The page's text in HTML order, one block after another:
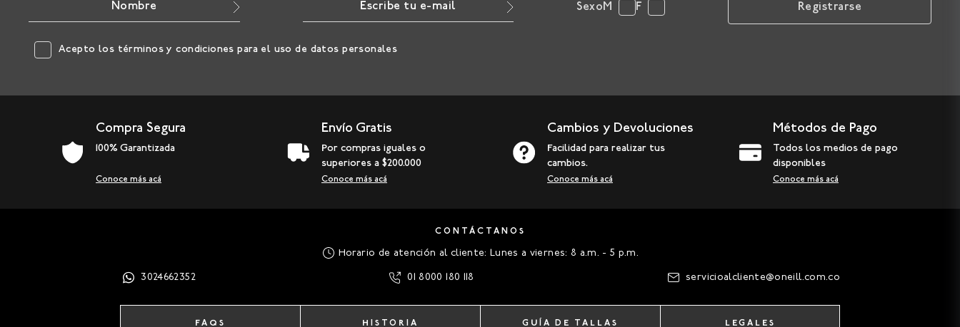
Sexo M F Registrarse
Acepto los términos y condiciones para el uso de datos personales
Compra Segura
100% Garantizada
Conoce más acá
Envío Gratis
Por compras iguales o
superiores a $200.000
Conoce más acá
Cambios y Devoluciones
Facilidad para realizar tus
cambios.
Conoce más acá
Métodos de Pago
Todos los medios de pago
disponibles
Conoce más acá
CONTÁCTANOS
Horario de atención al cliente: Lunes a viernes: 8 a.m. - 5 p.m.
3024662352 01 8000 180 118 servicioalcliente@oneill.com.co
FAQS HISTORIA GUÍA DE TALLAS LEGALES